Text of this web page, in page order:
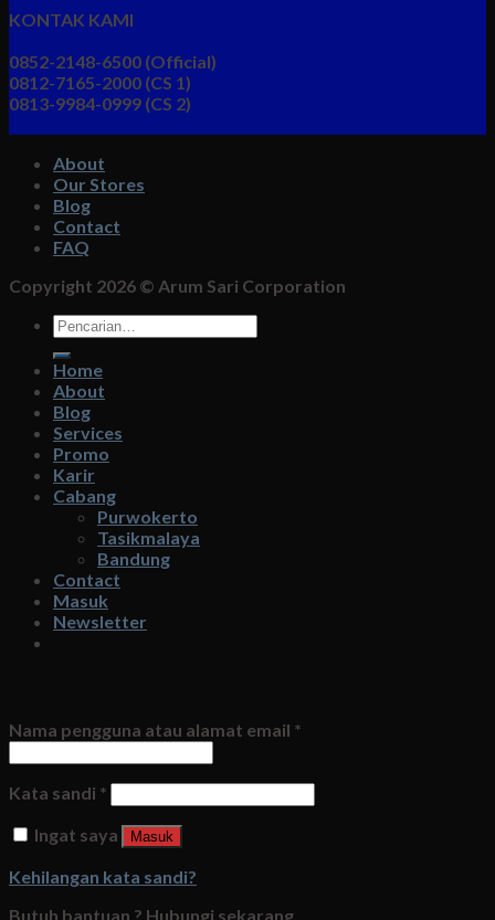
KONTAK KAMI
0852-2148-6500 (Official)
0812-7165-2000 (CS 1)
0813-9984-0999 (CS 2)
About
Our Stores
Blog
Contact
FAQ
Copyright 2026 © Arum Sari Corporation
Pencarian
untuk:
Home
About
Blog
Services
Promo
Karir
Cabang
Purwokerto
Tasikmalaya
Bandung
Contact
Masuk
Newsletter
Nama pengguna atau alamat email *
Kata sandi *
Ingat saya
Masuk
Kehilangan kata sandi?
Butuh bantuan ? Hubungi sekarang